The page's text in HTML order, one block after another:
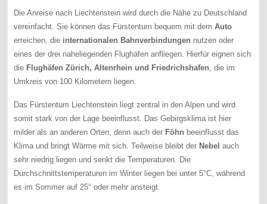
Die Anreise nach Liechtenstein wird durch die Nähe zu Deutschland
vereinfacht. Sie können das Fürstentum bequem mit demAuto
erreichen, die internationalen Bahnverbindungen nutzen oder
eines der drei naheliegenden Flughäfen anfliegen. Hierfür eignen sich
die Flughäfen Zürich, Altenrhein und Friedrichshafen , die im
Umkreis von 100 Kilometern liegen.
Das Fürstentum Liechtenstein liegt zentral in den Alpen und wird
somit stark von der Lage beeinflusst. Das Gebirgsklima ist hier
milder als an anderen Orten, denn auch der Föhn beeinflusst das
Klima und bringt Wärme mit sich. Teilweise bleibt der Nebel auch
sehr niedrig liegen und senkt die Temperaturen. Die
Durchschnittstemperaturen im Winter liegen bei unter 5°C, während
es im Sommer auf 25° oder mehr ansteigt.